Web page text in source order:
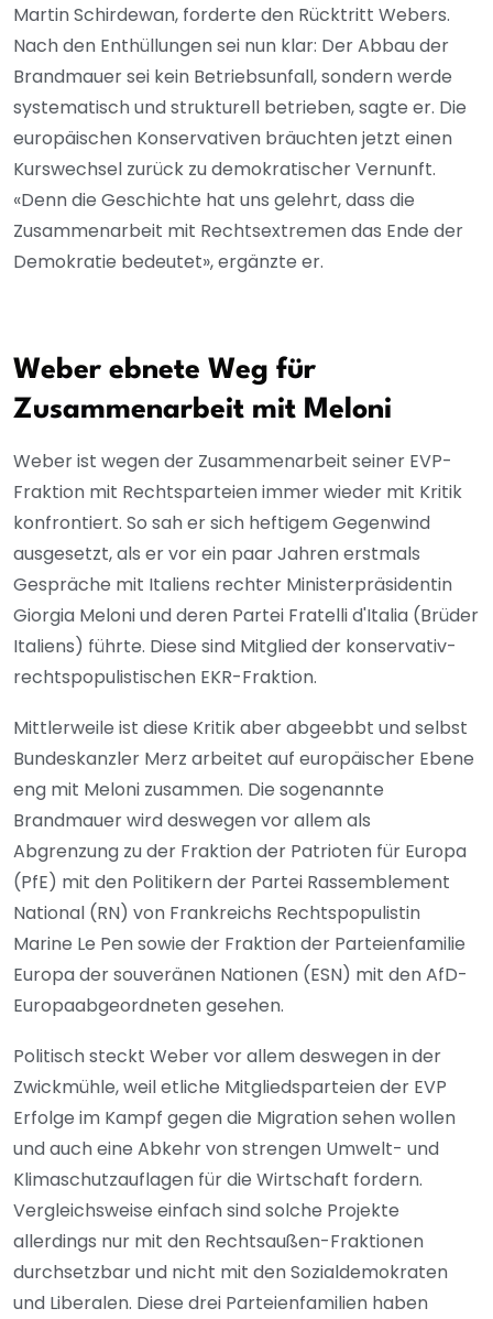
Martin Schirdewan, forderte den Rücktritt Webers.
Nach den Enthüllungen sei nun klar: Der Abbau der
Brandmauer sei kein Betriebsunfall, sondern werde
systematisch und strukturell betrieben, sagte er. Die
europäischen Konservativen bräuchten jetzt einen
Kurswechsel zurück zu demokratischer Vernunft.
«Denn die Geschichte hat uns gelehrt, dass die
Zusammenarbeit mit Rechtsextremen das Ende der
Demokratie bedeutet», ergänzte er.
Weber ebnete Weg für
Zusammenarbeit mit Meloni
Weber ist wegen der Zusammenarbeit seiner EVP-
Fraktion mit Rechtsparteien immer wieder mit Kritik
konfrontiert. So sah er sich heftigem Gegenwind
ausgesetzt, als er vor ein paar Jahren erstmals
Gespräche mit Italiens rechter Ministerpräsidentin
Giorgia Meloni und deren Partei Fratelli d'Italia (Brüder
Italiens) führte. Diese sind Mitglied der konservativ-
rechtspopulistischen EKR-Fraktion.
Mittlerweile ist diese Kritik aber abgeebbt und selbst
Bundeskanzler Merz arbeitet auf europäischer Ebene
eng mit Meloni zusammen. Die sogenannte
Brandmauer wird deswegen vor allem als
Abgrenzung zu der Fraktion der Patrioten für Europa
(PfE) mit den Politikern der Partei Rassemblement
National (RN) von Frankreichs Rechtspopulistin
Marine Le Pen sowie der Fraktion der Parteienfamilie
Europa der souveränen Nationen (ESN) mit den AfD-
Europaabgeordneten gesehen.
Politisch steckt Weber vor allem deswegen in der
Zwickmühle, weil etliche Mitgliedsparteien der EVP
Erfolge im Kampf gegen die Migration sehen wollen
und auch eine Abkehr von strengen Umwelt- und
Klimaschutzauflagen für die Wirtschaft fordern.
Vergleichsweise einfach sind solche Projekte
allerdings nur mit den Rechtsaußen-Fraktionen
durchsetzbar und nicht mit den Sozialdemokraten
und Liberalen. Diese drei Parteienfamilien haben